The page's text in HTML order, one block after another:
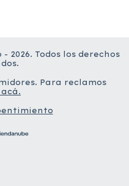
2026. Todos los derechos
Para reclamos